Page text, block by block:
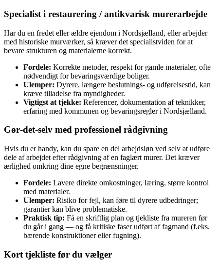
Specialist i restaurering / antikvarisk murerarbejde
Har du en fredet eller ældre ejendom i Nordsjælland, eller arbejder
med historiske murværker, så kræver det specialistviden for at
bevare strukturen og materialerne korrekt.
Fordele: Korrekte metoder, respekt for gamle materialer, ofte
nødvendigt for bevaringsværdige boliger.
Ulemper: Dyrere, længere beslutnings- og udførelsestid, kan
kræve tilladelse fra myndigheder.
Vigtigst at tjekke: Referencer, dokumentation af teknikker,
erfaring med kommunen og bevaringsregler i Nordsjælland.
Gør‑det‑selv med professionel rådgivning
Hvis du er handy, kan du spare en del arbejdsløn ved selv at udføre
dele af arbejdet efter rådgivning af en faglært murer. Det kræver
ærlighed omkring dine egne begrænsninger.
Fordele: Lavere direkte omkostninger, læring, større kontrol
med materialer.
Ulemper: Risiko for fejl, kan føre til dyrere udbedringer;
garantier kan blive problematiske.
Praktisk tip: Få en skriftlig plan og tjekliste fra mureren før
du går i gang — og få kritiske faser udført af fagmand (f.eks.
bærende konstruktioner eller fugning).
Kort tjekliste før du vælger